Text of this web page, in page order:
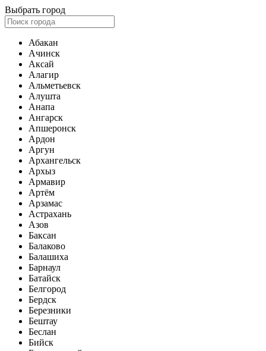
Выбрать город
Абакан
Ачинск
Аксай
Алагир
Альметьевск
Алушта
Анапа
Ангарск
Апшеронск
Ардон
Аргун
Архангельск
Архыз
Армавир
Артём
Арзамас
Астрахань
Азов
Баксан
Балаково
Балашиха
Барнаул
Батайск
Белгород
Бердск
Березники
Бештау
Беслан
Бийск